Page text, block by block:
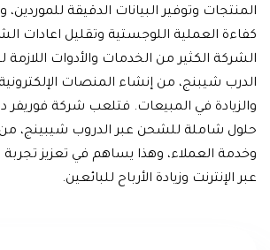
المنتجات وتوفير البيانات الدقيقة
كفاءة العملية اللوجستية وتقليل اعادات
الشركة الكثير من الخدمات والأدوات
الدرب شيبنج، من إنشاء المنصات
والزيادة في المبيعات. فتلعب شركة فوريفر
حلول شاملة للشحن عبر الدروب شيبينج، من
وخدمة العملاء، وهذا يساهم في تعزيز تجربة
عبر الإنترنت وزيادة الأرباح للبائعين.